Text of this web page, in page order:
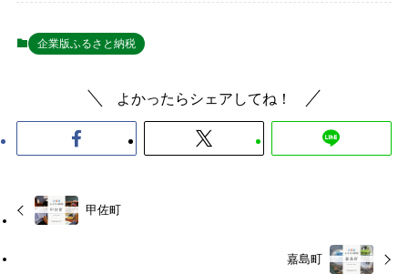
企業版ふるさと納税
よかったらシェアしてね！
甲佐町
嘉島町